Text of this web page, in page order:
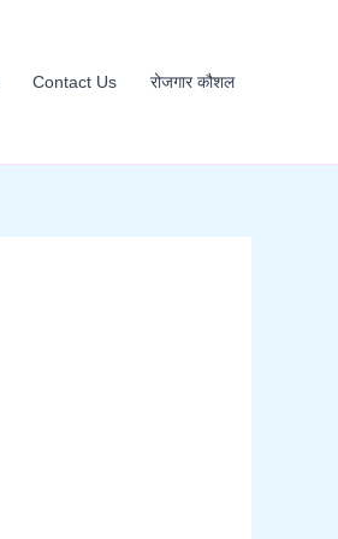
Contact Us रोजगार कौशल